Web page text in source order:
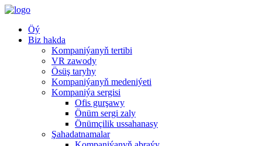
Öý
Biz hakda
Kompaniýanyň tertibi
VR zawody
Ösüş taryhy
Kompaniýanyň medeniýeti
Kompaniýa sergisi
Ofis gurşawy
Önüm sergi zaly
Önümçilik ussahanasy
Şahadatnamalar